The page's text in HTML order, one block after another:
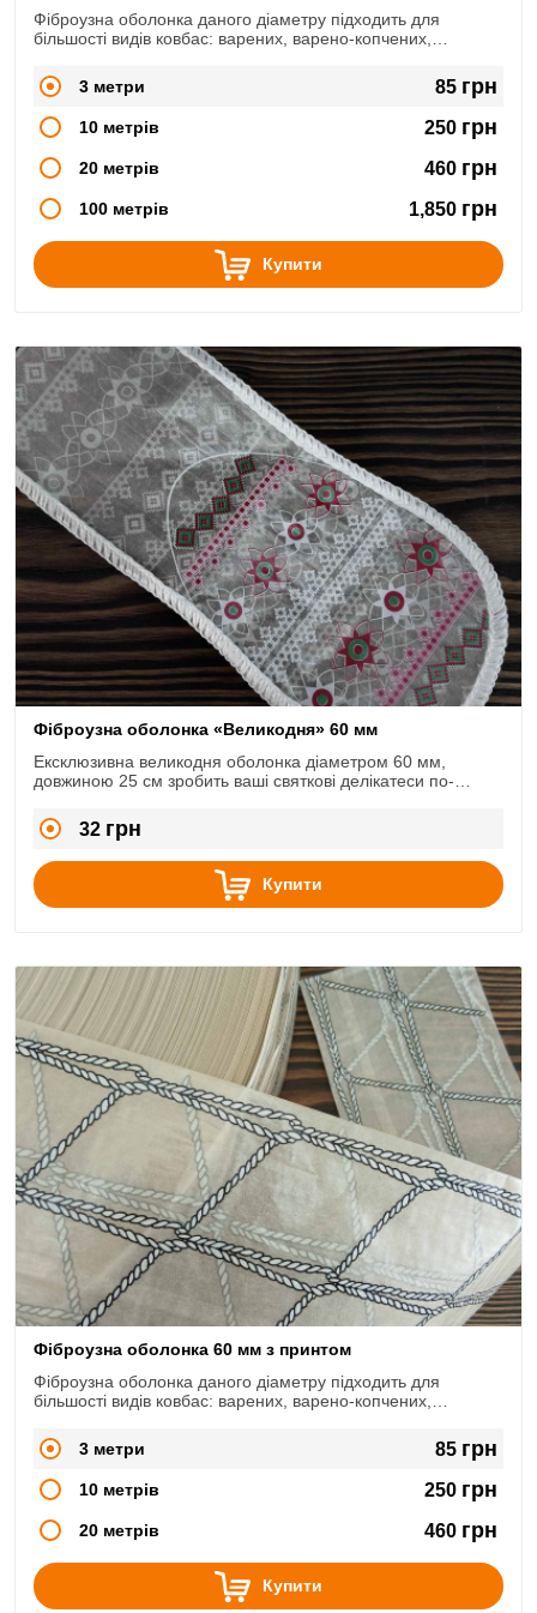
Фіброузна оболонка даного діаметру підходить для
більшості видів ковбас: варених, варено-копчених,
3 метри
85 грн
10 метрів 250 грн
20 метрів 460 грн
100 метрів 1,850 грн
Купити
Фіброузна оболонка «Великодня» 60 мм
Ексклюзивна великодня оболонка діаметром 60 мм,
довжиною 25 см зробить ваші святкові делікатеси по-
32 грн
Купити
Фіброузна оболонка 60 мм з принтом
Фіброузна оболонка даного діаметру підходить для
більшості видів ковбас: варених, варено-копчених,
3 метри
85 грн
10 метрів 250 грн
20 метрів 460 грн
Купити